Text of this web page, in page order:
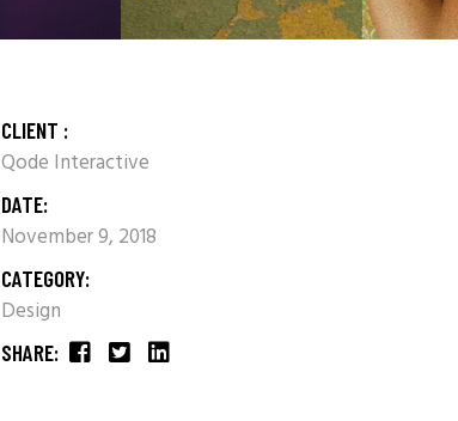
CLIENT :
Qode Interactive
DATE:
November 9, 2018
CATEGORY:
Design
SHARE: